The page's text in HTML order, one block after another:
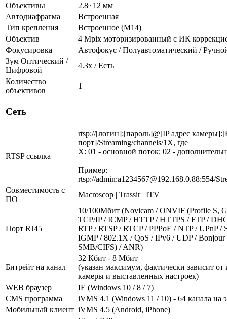
Объективы
2.8~12 мм
Автодиафрагма
Встроенная
Тип крепления
Встроенное (М14)
Объектив
4 Mpix моторизированный с ИК
Фокусировка
Автофокус / Полуавтоматический /
Зум Оптический /
Цифровой
4.3х / Есть
Количество
объективов
1
Сеть
RTSP ссылка
rtsp://[логин]:[пароль]@[IP адрес
порт]/Streaming/channels/1X, где
X: 01 - основной поток; 02 -
Пример:
rtsp://admin:a1234567@192.168.0.88:554/
Совместимость с
ПО
Macroscop | Trassir | ITV
Порт RJ45
10/100Мбит (Novicam / ONVIF (Profile S,
TCP/IP / ICMP / HTTP / HTTPS / FTP /
RTP / RTSP / RTCP / PPPoE / NTP / UPnP /
IGMP / 802.1X / QoS / IPv6 / UDP /
SMB/CIFS) / ANR)
Битрейт на канал
32 Кбит - 8 Мбит
(указан максимум, фактически зависит от
камеры и выставленных настроек)
WEB браузер
IE (Windows 10 / 8 / 7)
CMS программа
iVMS 4.1 (Windows 11 / 10) - 64 канала на
Мобильный клиент iVMS 4.5 (Android, iPhone)